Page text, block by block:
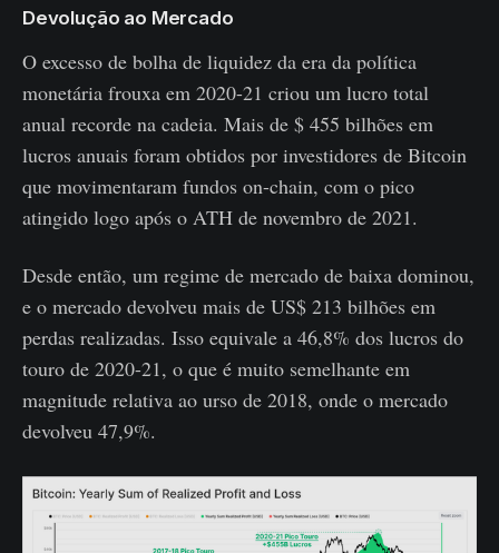
Devolução ao Mercado
O excesso de bolha de liquidez da era da política
monetária frouxa em 2020-21 criou um lucro total
anual recorde na cadeia. Mais de $ 455 bilhões em
lucros anuais foram obtidos por investidores de Bitcoin
que movimentaram fundos on-chain, com o pico
atingido logo após o ATH de novembro de 2021.
Desde então, um regime de mercado de baixa dominou,
e o mercado devolveu mais de US$ 213 bilhões em
perdas realizadas. Isso equivale a 46,8% dos lucros do
touro de 2020-21, o que é muito semelhante em
magnitude relativa ao urso de 2018, onde o mercado
devolveu 47,9%.